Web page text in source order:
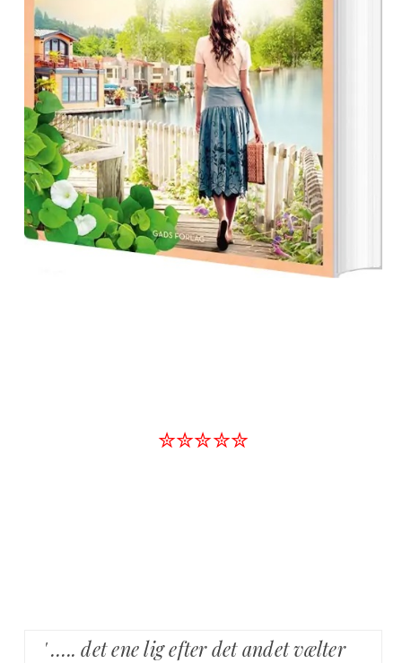
✮✮✮✮✮
' ….. det ene lig efter det andet vælter